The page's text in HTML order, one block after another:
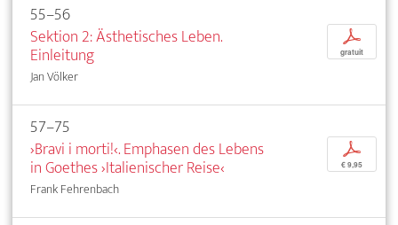
55–56
Sektion 2: Ästhetisches Leben.
Einleitung
Jan Völker
p
gratuit
57–75
›Bravi i morti!‹. Emphasen des Lebens
in Goethes ›Italienischer Reise‹
Frank Fehrenbach
p
€ 9,95